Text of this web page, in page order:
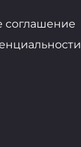
соглашение